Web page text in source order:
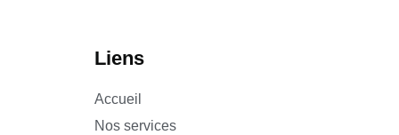
Liens
Accueil
Nos services